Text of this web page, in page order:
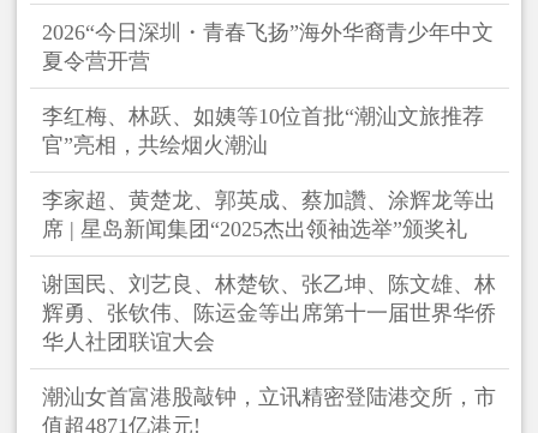
2026“今日深圳・青春飞扬”海外华裔青少年中文
夏令营开营
李红梅、林跃、如姨等10位首批“潮汕文旅推荐
官”亮相，共绘烟火潮汕
李家超、黄楚龙、郭英成、蔡加讚、涂辉龙等出
席 | 星岛新闻集团“2025杰出领袖选举”颁奖礼
谢国民、刘艺良、林楚钦、张乙坤、陈文雄、林
辉勇、张钦伟、陈运金等出席第十一届世界华侨
华人社团联谊大会
潮汕女首富港股敲钟，立讯精密登陆港交所，市
值超4871亿港元!